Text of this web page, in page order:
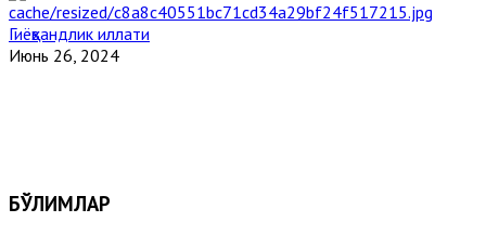
Гиёҳвандлик иллати
Июнь 26, 2024
БЎЛИМЛАР